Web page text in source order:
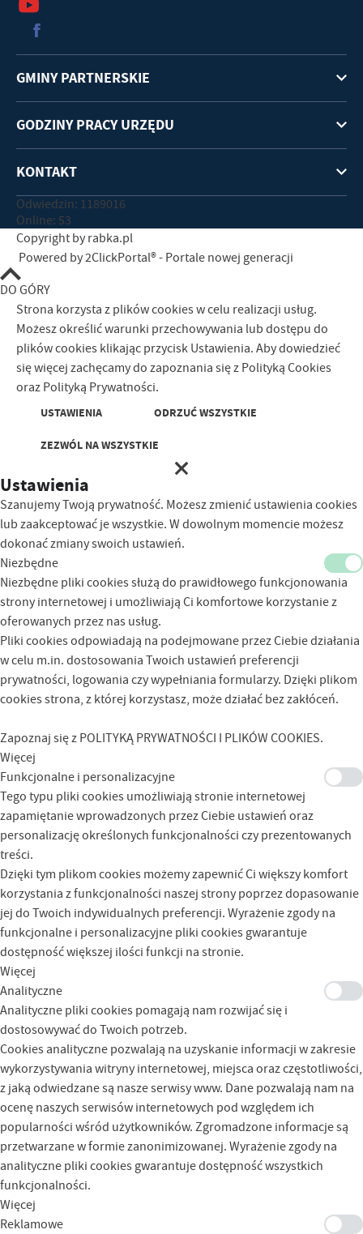
GMINY PARTNERSKIE
GODZINY PRACY URZĘDU
KONTAKT
Odwiedzin: 1189016
Online: 53
Copyright by rabka.pl
Powered by2ClickPortal®- Portale nowej generacji
DO GÓRY
Strona korzysta z plików cookies w celu realizacji usług.
Możesz określić warunki przechowywania lub dostępu do
plików cookies klikając przycisk Ustawienia. Aby dowiedzieć
się więcej zachęcamy do zapoznania się z Polityką Cookies
oraz Polityką Prywatności.
USTAWIENIA ODRZUĆ WSZYSTKIE
ZEZWÓL NA WSZYSTKIE
Ustawienia
Szanujemy Twoją prywatność. Możesz zmienić ustawienia cookies
lub zaakceptować je wszystkie. W dowolnym momencie możesz
dokonać zmiany swoich ustawień.
Niezbędne
Niezbędne pliki cookies służą do prawidłowego funkcjonowania
strony internetowej i umożliwiają Ci komfortowe korzystanie z
oferowanych przez nas usług.
Pliki cookies odpowiadają na podejmowane przez Ciebie działania
w celu m.in. dostosowania Twoich ustawień preferencji
prywatności, logowania czy wypełniania formularzy. Dzięki plikom
cookies strona, z której korzystasz, może działać bez zakłóceń.
Zapoznaj się z POLITYKĄ PRYWATNOŚCI I PLIKÓW COOKIES.
Więcej
Funkcjonalne i personalizacyjne
Tego typu pliki cookies umożliwiają stronie internetowej
zapamiętanie wprowadzonych przez Ciebie ustawień oraz
personalizację określonych funkcjonalności czy prezentowanych
treści.
Dzięki tym plikom cookies możemy zapewnić Ci większy komfort
korzystania z funkcjonalności naszej strony poprzez dopasowanie
jej do Twoich indywidualnych preferencji. Wyrażenie zgody na
funkcjonalne i personalizacyjne pliki cookies gwarantuje
dostępność większej ilości funkcji na stronie.
Więcej
Analityczne
Analityczne pliki cookies pomagają nam rozwijać się i
dostosowywać do Twoich potrzeb.
Cookies analityczne pozwalają na uzyskanie informacji w zakresie
wykorzystywania witryny internetowej, miejsca oraz częstotliwości,
z jaką odwiedzane są nasze serwisy www. Dane pozwalają nam na
ocenę naszych serwisów internetowych pod względem ich
popularności wśród użytkowników. Zgromadzone informacje są
przetwarzane w formie zanonimizowanej. Wyrażenie zgody na
analityczne pliki cookies gwarantuje dostępność wszystkich
funkcjonalności.
Więcej
Reklamowe